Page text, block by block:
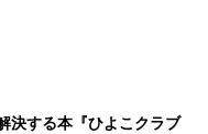
決する本『ひよこクラブ